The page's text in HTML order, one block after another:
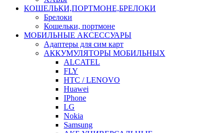
КОШЕЛЬКИ,ПОРТМОНЕ,БРЕЛОКИ
Брелоки
Кошельки, портмоне
МОБИЛЬНЫЕ АКСЕССУАРЫ
Адаптеры для сим карт
АККУМУЛЯТОРЫ МОБИЛЬНЫХ
ALCATEL
FLY
HTC / LENOVO
Huawei
IPhone
LG
Nokia
Samsung